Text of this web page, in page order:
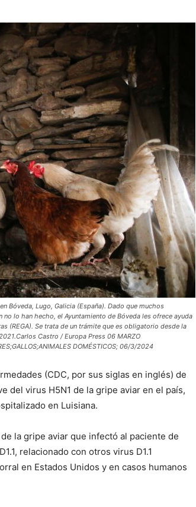
Bóveda, Lugo, Galicia (España). Dado que muchos
lo han hecho, el Ayuntamiento de Bóveda les ofrece ayuda
(REGA). Se trata de un trámite que es obligatorio desde la
Castro / Europa Press 06 MARZO
DOMÉSTICOS; 06/3/2024
(CDC, por sus siglas en inglés) de
del virus H5N1 de la gripe aviar en el país,
en Luisiana.
la gripe aviar que infectó al paciente de
relacionado con otros virus D1.1
en Estados Unidos y en casos humanos